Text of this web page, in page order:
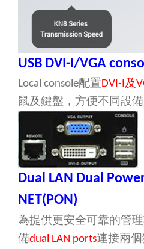
USB DVI-I/VGA
Local console配置DVI-I及
鼠及鍵盤，方便不同設備
Dual LAN Dual
NET(PON)
為提供更安全可靠的管理
備dual LAN ports連接兩